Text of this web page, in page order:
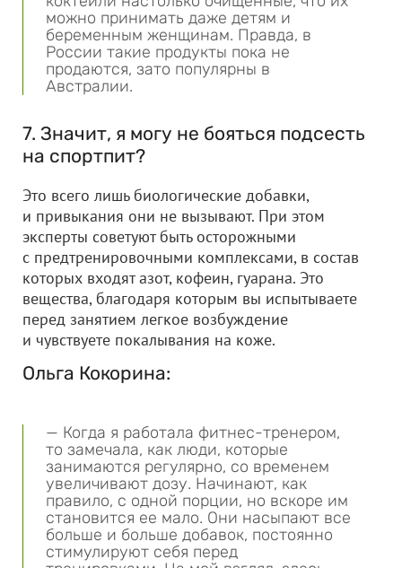
можно принимать даже детям и
беременным женщинам. Правда, в
России такие продукты пока не
продаются, зато популярны в
Австралии.
7. Значит, я могу не бояться подсесть
на спортпит?
Это всего лишь биологические добавки,
и привыкания они не вызывают. При этом
эксперты советуют быть осторожными
с предтренировочными комплексами, в состав
которых входят азот, кофеин, гуарана. Это
вещества, благодаря которым вы испытываете
перед занятием легкое возбуждение
и чувствуете покалывания на коже.
Ольга Кокорина:
— Когда я работала фитнес-тренером,
то замечала, как люди, которые
занимаются регулярно, со временем
увеличивают дозу. Начинают, как
правило, с одной порции, но вскоре им
становится ее мало. Они насыпают все
больше и больше добавок, постоянно
стимулируют себя перед